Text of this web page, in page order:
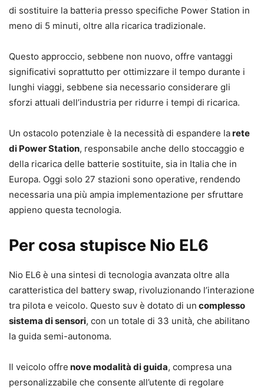
di sostituire la batteria presso specifiche Power Station in
meno di 5 minuti, oltre alla ricarica tradizionale.
Questo approccio, sebbene non nuovo, offre vantaggi
significativi soprattutto per ottimizzare il tempo durante i
lunghi viaggi, sebbene sia necessario considerare gli
sforzi attuali dell’industria per ridurre i tempi di ricarica.
Un ostacolo potenziale è la necessità di espandere larete
di Power Station, responsabile anche dello stoccaggio e
della ricarica delle batterie sostituite, sia in Italia che in
Europa. Oggi solo 27 stazioni sono operative, rendendo
necessaria una più ampia implementazione per sfruttare
appieno questa tecnologia.
Per cosa stupisce Nio EL6
Nio EL6 è una sintesi di tecnologia avanzata oltre alla
caratteristica del battery swap, rivoluzionando l’interazione
tra pilota e veicolo. Questo suv è dotato di un complesso
sistema di sensori, con un totale di 33 unità, che abilitano
la guida semi-autonoma.
Il veicolo offre nove modalità di guida, compresa una
personalizzabile che consente all’utente di regolare